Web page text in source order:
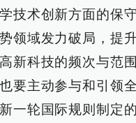
技术创新方面的保
领域发力破局，提
新科技的频次与范
要主动参与和引领
一轮国际规则制定